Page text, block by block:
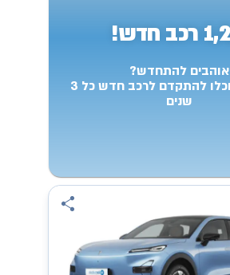
חדש!
אוהבים להתחדש?
עם אלדן תוכלו להתקדם לרכב חדש כל 3
שנים